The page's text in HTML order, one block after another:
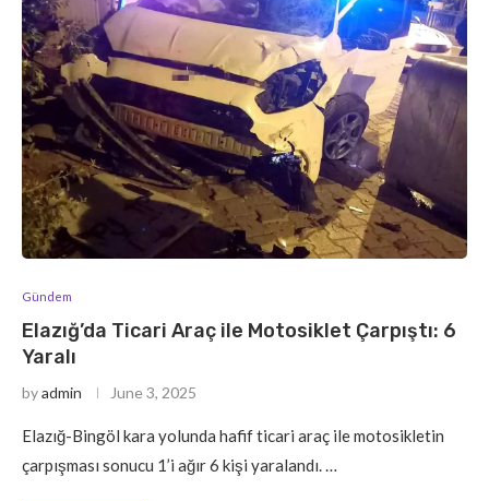
Gündem
Elazığ’da Ticari Araç ile Motosiklet Çarpıştı: 6
Yaralı
byadmin June 3, 2025
Elazığ-Bingöl kara yolunda hafif ticari araç ile motosikletin
çarpışması sonucu 1’i ağır 6 kişi yaralandı. …